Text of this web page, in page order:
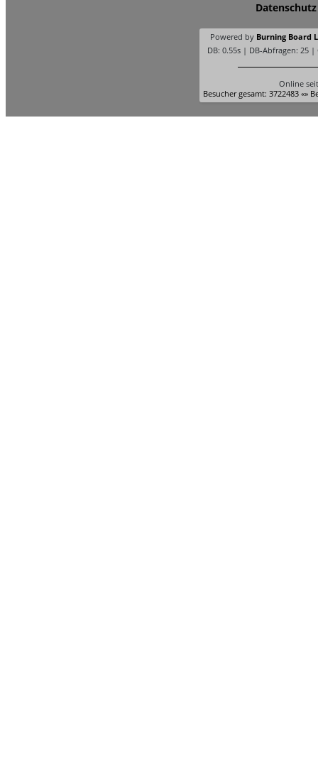
Datenschutz
Powered by Burning Board
DB: 0.55s | DB-Abfragen: 25 |
Online
Besucher gesamt: 3722483 «»